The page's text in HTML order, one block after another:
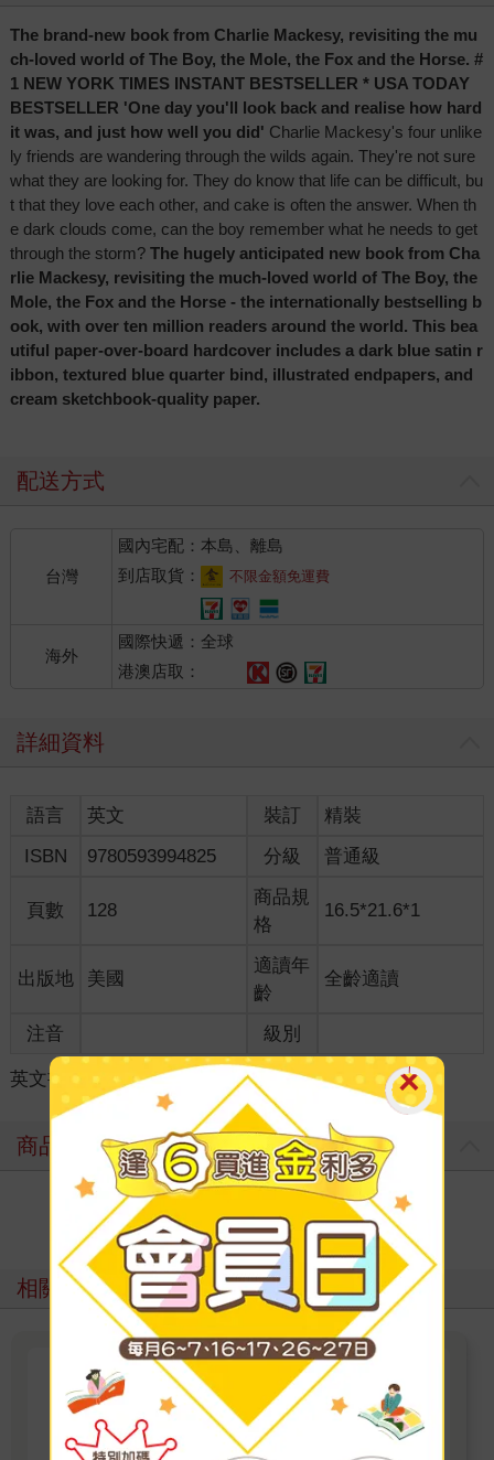
The brand-new book from Charlie Mackesy, revisiting the mu
ch-loved world of The Boy, the Mole, the Fox and the Horse. #
1 NEW YORK TIMES INSTANT BESTSELLER * USA TODAY
BESTSELLER 'One day you'll look back and realise how hard
it was, and just how well you did' Charlie Mackesy's four unlike
ly friends are wandering through the wilds again. They're not sure
what they are looking for. They do know that life can be difficult, bu
t that they love each other, and cake is often the answer. When th
e dark clouds come, can the boy remember what he needs to get
through the storm? The hugely anticipated new book from Cha
rlie Mackesy, revisiting the much-loved world of The Boy, the
Mole, the Fox and the Horse - the internationally bestselling b
ook, with over ten million readers around the world. This bea
utiful paper-over-board hardcover includes a dark blue satin r
ibbon, textured blue quarter bind, illustrated endpapers, and
cream sketchbook-quality paper.
配送方式
台灣
國內宅配：本島、離島
到店取貨：
不限金額免運費
海外
國際快遞：全球
港澳店取：
詳細資料
語言 英文 裝訂
精裝
ISBN
9780593994825 分級 普通級
頁數 128
商品規
格
16.5*21.6*1
出版地 美國
適讀年
齡
全齡適讀
注音 級別
英文書 ＞ 文學 ＞ 類型小說 ＞ 圖像小說
商品評價
相關主題
丹布朗蘭登探險地圖
丹布朗回來了！！！ 2026全新小說中文版上
市！ 「如果一個祕密能改變世界，你會揭開